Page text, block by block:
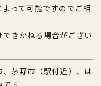
って可能ですのでご相
きかねる場合がござい
、茅野市（駅付近）、は